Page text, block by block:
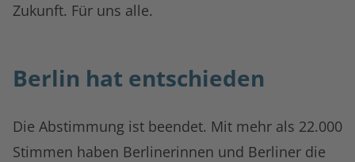
Zukunft. Für uns alle.
Berlin hat entschieden
Die Abstimmung ist beendet. Mit mehr als 22.000
Stimmen haben Berlinerinnen und Berliner die